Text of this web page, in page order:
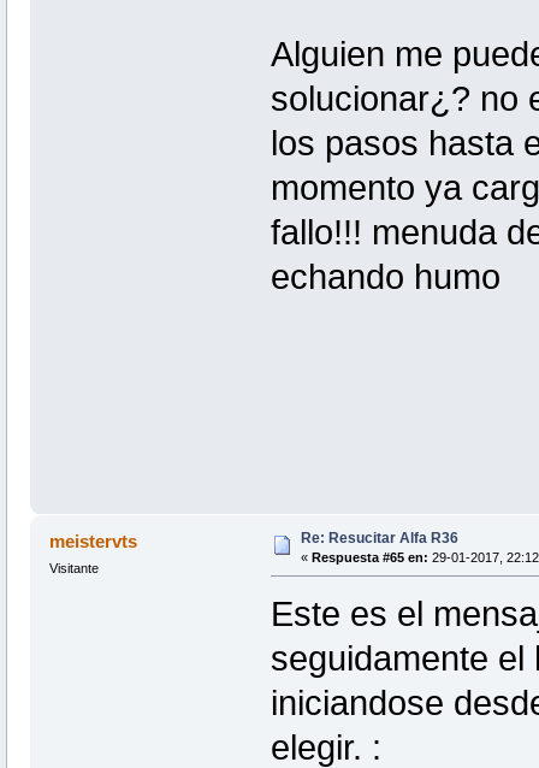
Alguien me
solucionar¿? no
los pasos hasta
momento ya
fallo!!! menuda
echando humo
meistervts
Visitante
Re: Resucitar Alfa R36
« Respuesta #65 en: 29-01-2017,
Este es el
seguidamente el
iniciandose
elegir. :